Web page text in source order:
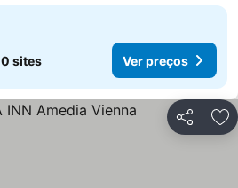
sites Ver preços
Partilhar